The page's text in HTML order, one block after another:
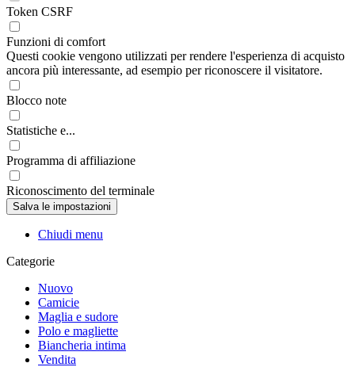
Token CSRF
Funzioni di comfort
Questi cookie vengono utilizzati per rendere l'esperienza di acquisto
ancora più interessante, ad esempio per riconoscere il visitatore.
Blocco note
Statistiche e...
Programma di affiliazione
Riconoscimento del terminale
Chiudi menu
Categorie
Nuovo
Camicie
Maglia e sudore
Polo e magliette
Biancheria intima
Vendita